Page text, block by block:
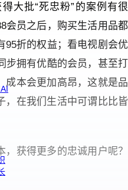
大批“死忠粉”的案例有很
会员之后，购买生活用品都
95折的权益；看电视剧会优
步拥有优酷的会员，甚至打
成本会更加高昂，这就是品
，在我们生活中可谓比比皆
获得更多的忠诚用户呢？